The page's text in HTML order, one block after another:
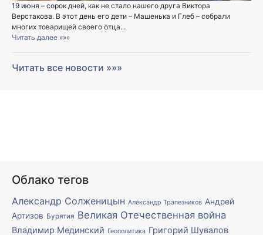
19 июня – сорок дней, как не стало нашего друга Виктора
Верстакова. В этот день его дети – Машенька и Глеб – собрали
многих товарищей своего отца...
Читать далее »»»
Читать все новости »»»
Облако тегов
Александр Солженицын Александр Трапезников Андрей
Артизов Бурятия Великая Отечественная война
Владимир Мединский Геополитика Григорий Шувалов